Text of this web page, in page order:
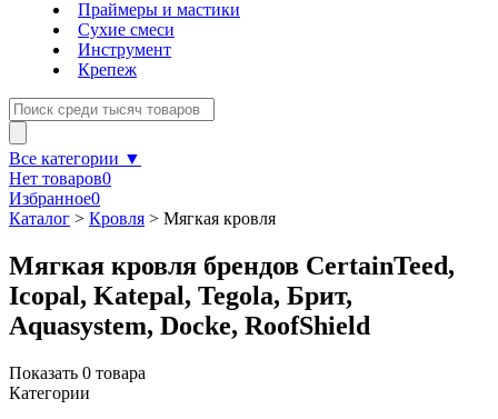
Праймеры и мастики
Сухие смеси
Инструмент
Крепеж
Все категории ▼
Нет товаров0
Избранное0
Каталог > Кровля > Мягкая кровля
Мягкая кровля брендов CertainTeed,
Icopal, Katepal, Tegola, Брит,
Aquasystem, Docke, RoofShield
Показать 0 товара
Категории